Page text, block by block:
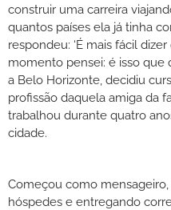
construir uma carreira
quantos países ela já tinha
respondeu: ‘É mais fácil
momento pensei: é isso que
a Belo Horizonte, decidiu
profissão daquela amiga da
trabalhou durante quatro
cidade.
Começou como
hóspedes e entregando